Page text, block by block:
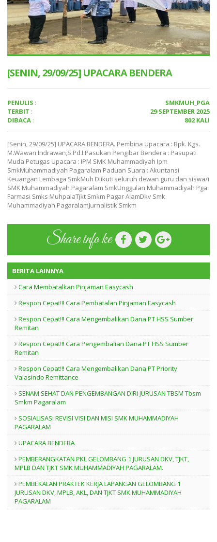
[SENIN, 29/09/25] UPACARA BENDERA
PENULIS :
SMKMUH_PGA
TERBIT :
29 SEPTEMBER 2025
DIBACA : 802 KALI
[Senin, 29/09/25] UPACARA BENDERA. Pembina Upacara : Bpk. Kgs.
M.Wawan Indrawan,S.Pd.I Pasukan Pengibar Bendera : Pasupati
Muda Petugas Upacara : IPM SMK Muhammadiyah Ipm
SmkMuhammadiyah Pagaralam Paduan Suara : Akuntansi
Keuangan Lembaga SmkMuh Diikuti seluruh dewan guru dan siswa/i
SMK Muhammadiyah Pagaralam SmkUnggulan Muhammadiyah Pga
Farmasi Smks MuhpalaTjkt Smkm Pagar AlamDkv Smk
Muhammadiyah PagaralamJurnalistik Smkm
Share info ke
BERITA LAINNYA
Cara Membatalkan Pinjaman Easycash
Respon Cepat!!! Cara Pembatalan Pinjaman Easycash
Respon Cepat!!! Cara Mengembalikan Dana PT HSS Sumber
Remitan
Respon Cepat!!! Cara Pengembalian Dana PT HSS Sumber
Remitan
Respon Cepat!!! Cara Mengembalikan Dana PT Priority
Valasindo Remittance
SENAM SEHAT DAN PENGEMBANGAN DIRI JURUSAN TBSM Tbsm
Smkm Pagaralam
SOSIALISASI REVISI VISI DAN MISI SMK MUHAMMADIYAH
PAGARALAM
UPACARA BENDERA
PEMBERANGKATAN PKL GELOMBANG 1 JURUSAN DKV, TJKT,
MPLB DAN TJKT SMK MUHAMMADIYAH PAGARALAM.
PEMBEKALAN PRAKTEK KERJA LAPANGAN GELOMBANG 1
JURUSAN DKV, MPLB, AKL, DAN TJKT SMK MUHAMMADIYAH
PAGARALAM